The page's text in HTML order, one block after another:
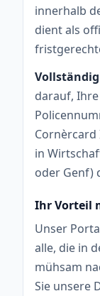
innerhalb
dient als
darauf,
in
oder Genf)
Ihr Vorteil
Unser
alle, die in
mühsam
Sie unsere